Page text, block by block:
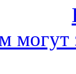
могут